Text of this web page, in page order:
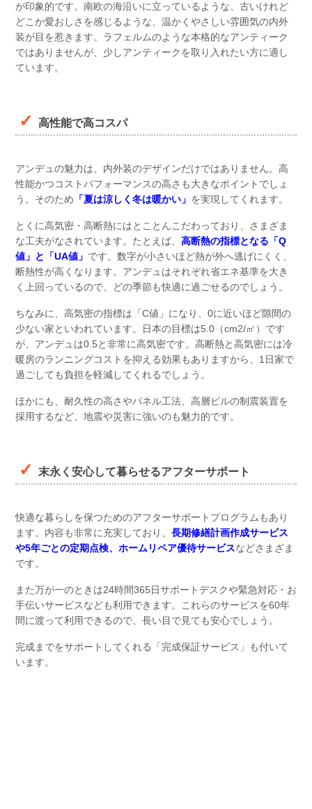
が印象的です。南欧の海沿いに立っているような、古いけれど
どこか愛おしさを感じるような、温かくやさしい雰囲気の内外
装が目を惹きます。ラフェルムのような本格的なアンティーク
ではありませんが、少しアンティークを取り入れたい方に適し
ています。
高性能で高コスパ
アンデュの魅力は、内外装のデザインだけではありません。高
性能かつコストパフォーマンスの高さも大きなポイントでしょ
う。そのため 「夏は涼しく冬は暖かい」 を実現してくれます。
とくに高気密・高断熱にはとことんこだわっており、さまざま
な工夫がなされています。たとえば、 高断熱の指標となる「Q
値」と「UA値」 です。数字が小さいほど熱が外へ逃げにくく、
断熱性が高くなります。アンデュはそれぞれ省エネ基準を大き
く上回っているので、どの季節も快適に過ごせるのでしょう。
ちなみに、高気密の指標は「C値」になり、0に近いほど隙間の
少ない家といわれています。日本の目標は5.0（cm2/㎡）です
が、アンデュは0.5と非常に高気密です。高断熱と高気密には冷
暖房のランニングコストを抑える効果もありますから、1日家で
過ごしても負担を軽減してくれるでしょう。
ほかにも、耐久性の高さやパネル工法、高層ビルの制震装置を
採用するなど、地震や災害に強いのも魅力的です。
末永く安心して暮らせるアフターサポート
快適な暮らしを保つためのアフターサポートプログラムもあり
ます。内容も非常に充実しており、 長期修繕計画作成サービス
や5年ごとの定期点検、ホームリペア優待サービスなどさまざま
です。
また万が一のときは24時間365日サポートデスクや緊急対応・お
手伝いサービスなども利用できます。これらのサービスを60年
間に渡って利用できるので、長い目で見ても安心でしょう。
完成までをサポートしてくれる「完成保証サービス」も付いて
います。